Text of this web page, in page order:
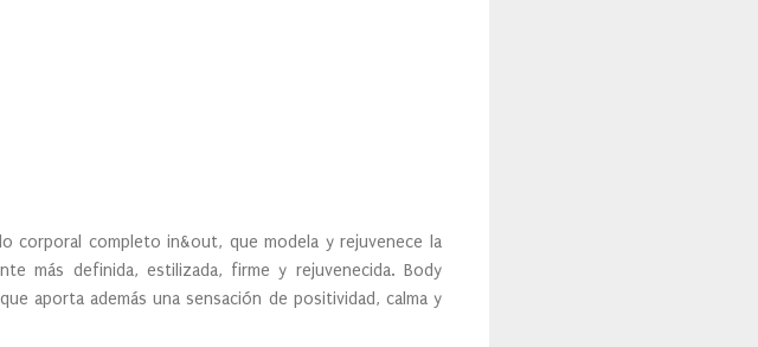
corporal completo in&out, que modela y rejuvenece la
más definida, estilizada, firme y rejuvenecida. Body
aporta además una sensación de positividad, calma y